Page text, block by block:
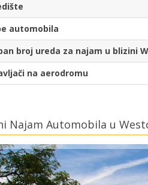
automobila
broj ureda za najam u blizini
na aerodromu
Najam Automobila u